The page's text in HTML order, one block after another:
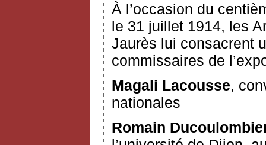
À l’occasion du
le 31 juillet 1914, les
Jaurès lui consacrent
commissaires de
Magali Lacousse,
nationales
Romain